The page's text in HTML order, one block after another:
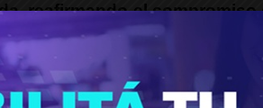
reafirmando el compromiso
públicas que promueven